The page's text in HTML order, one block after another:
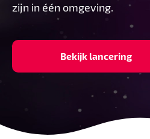
zijn in één omgeving.
Bekijk lancering